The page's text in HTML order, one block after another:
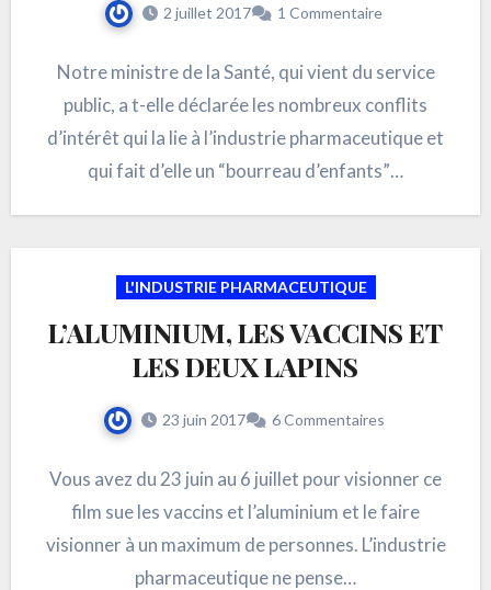
2 juillet 2017 1 Commentaire
Notre ministre de la Santé, qui vient du service
public, a t-elle déclarée les nombreux conflits
d’intérêt qui la lie à l’industrie pharmaceutique et
qui fait d’elle un “bourreau d’enfants”…
L'INDUSTRIE PHARMACEUTIQUE
L’ALUMINIUM, LES VACCINS ET
LES DEUX LAPINS
23 juin 2017 6 Commentaires
Vous avez du 23 juin au 6 juillet pour visionner ce
film sue les vaccins et l’aluminium et le faire
visionner à un maximum de personnes. L’industrie
pharmaceutique ne pense…